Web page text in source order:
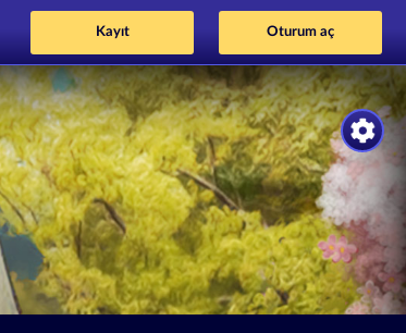
Kayıt Oturum aç